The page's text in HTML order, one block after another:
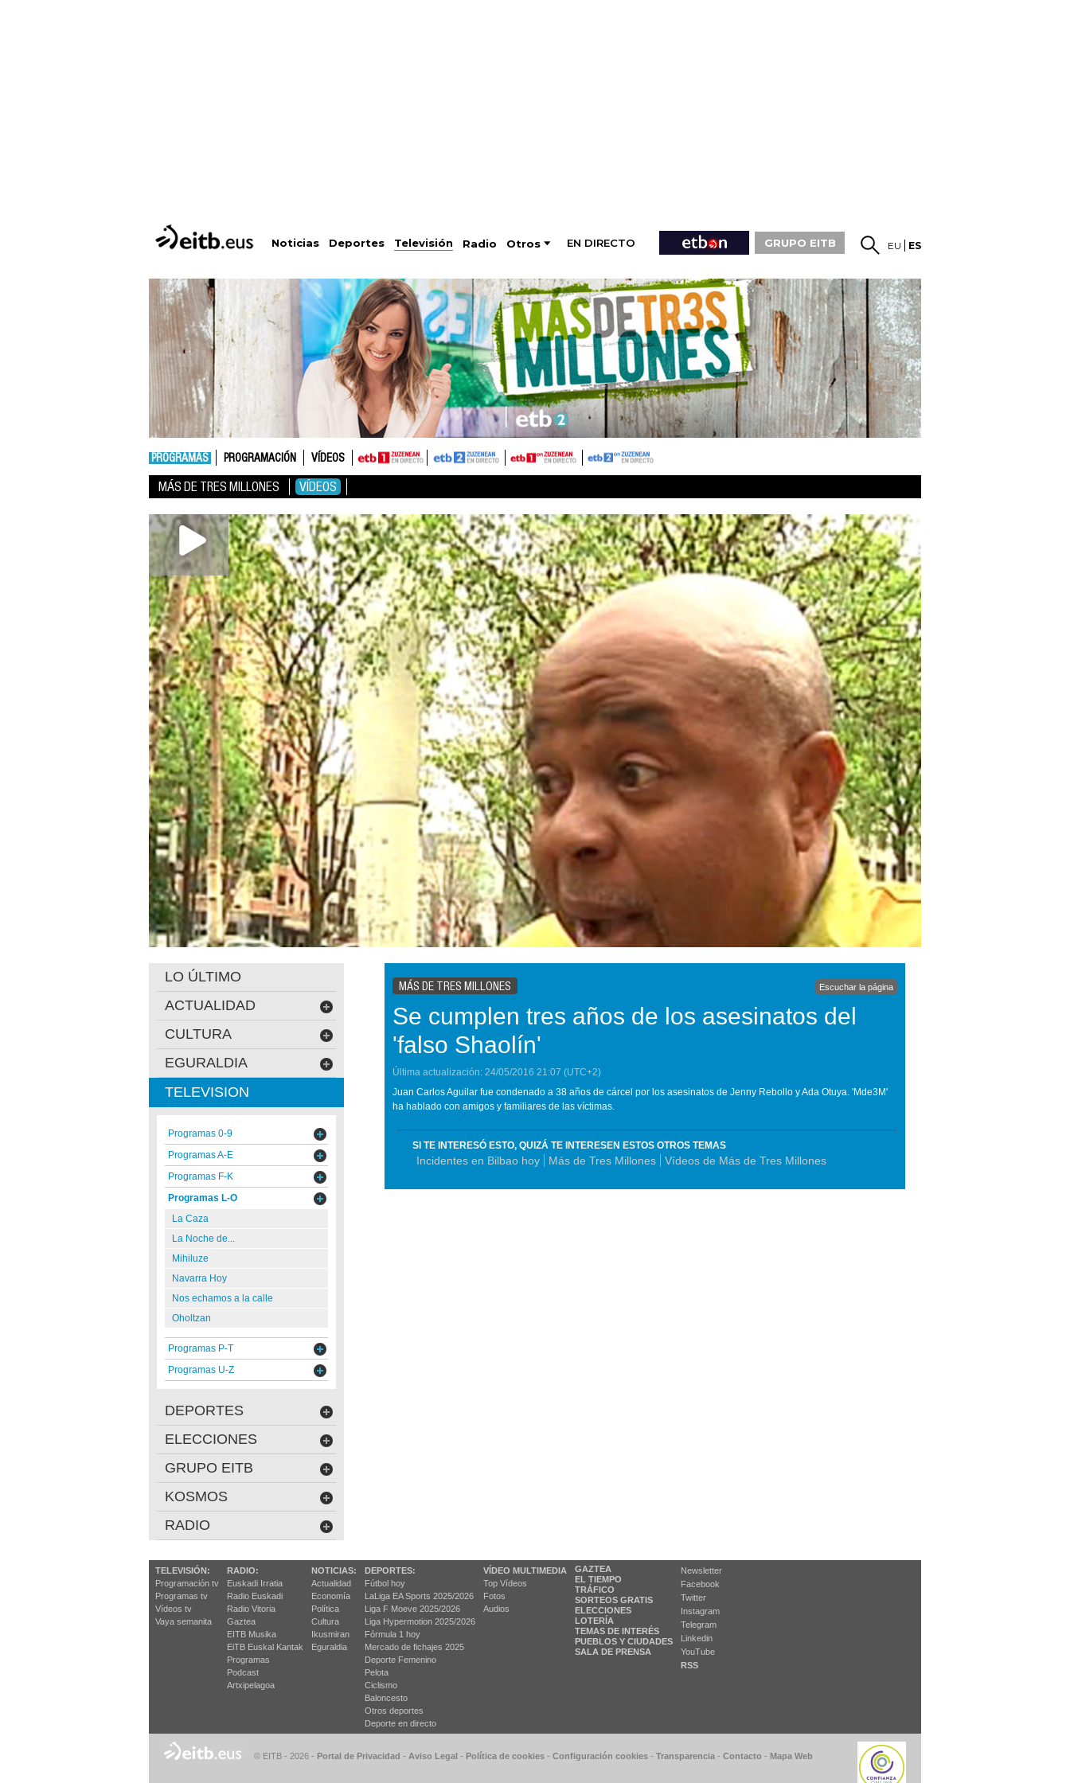
Noticias Deportes Televisión Radio Otros EN DIRECTO GRUPO EITB EU ES
PROGRAMAS PROGRAMACIÓN VÍDEOS
MÁS DE TRES MILLONES VÍDEOS
MÁS DE TRES MILLONES Escuchar la página
Se cumplen tres años de los asesinatos del
'falso Shaolín'
Última actualización: 24/05/2016 21:07 (UTC+2)
Juan Carlos Aguilar fue condenado a 38 años de cárcel por los asesinatos de Jenny Rebollo y Ada Otuya. 'Mde3M'
ha hablado con amigos y familiares de las víctimas.
SI TE INTERESÓ ESTO, QUIZÁ TE INTERESEN ESTOS OTROS TEMAS
Incidentes en Bilbao hoy Más de Tres Millones Vídeos de Más de Tres Millones
LO ÚLTIMO
ACTUALIDAD
CULTURA
EGURALDIA
TELEVISION
Programas 0-9
Programas A-E
Programas F-K
Programas L-O
La Caza
La Noche de...
Mihiluze
Navarra Hoy
Nos echamos a la calle
Oholtzan
Programas P-T
Programas U-Z
DEPORTES
ELECCIONES
GRUPO EITB
KOSMOS
RADIO
TELEVISIÓN:
Programación tv
Programas tv
Vídeos tv
Vaya semanita
RADIO:
Euskadi Irratia
Radio Euskadi
Radio Vitoria
Gaztea
EITB Musika
EiTB Euskal Kantak
Programas
Podcast
Artxipelagoa
NOTICIAS:
Actualidad
Economía
Política
Cultura
Ikusmiran
Eguraldia
DEPORTES:
Fútbol hoy
LaLiga EA Sports 2025/2026
Liga F Moeve 2025/2026
Liga Hypermotion 2025/2026
Fórmula 1 hoy
Mercado de fichajes 2025
Deporte Femenino
Pelota
Ciclismo
Baloncesto
Otros deportes
Deporte en directo
VÍDEO MULTIMEDIA
Top Vídeos
Fotos
Audios
GAZTEA
EL TIEMPO
TRÁFICO
SORTEOS GRATIS
ELECCIONES
LOTERÍA
TEMAS DE INTERÉS
PUEBLOS Y CIUDADES
SALA DE PRENSA
Newsletter
Facebook
Twitter
Instagram
Telegram
Linkedin
YouTube
RSS
© EITB - 2026 - Portal de Privacidad - Aviso Legal - Política de cookies - Configuración cookies - Transparencia - Contacto - Mapa Web